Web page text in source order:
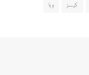
کیسز وبا